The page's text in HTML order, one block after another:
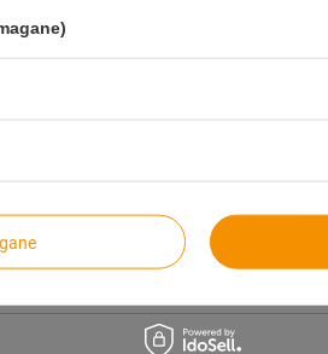
najciekawsze pytania i odpowiedzi
Twoja ocena:
5/5